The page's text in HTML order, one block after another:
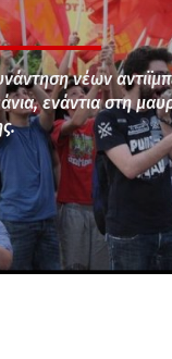
νέων
ενάντια στη